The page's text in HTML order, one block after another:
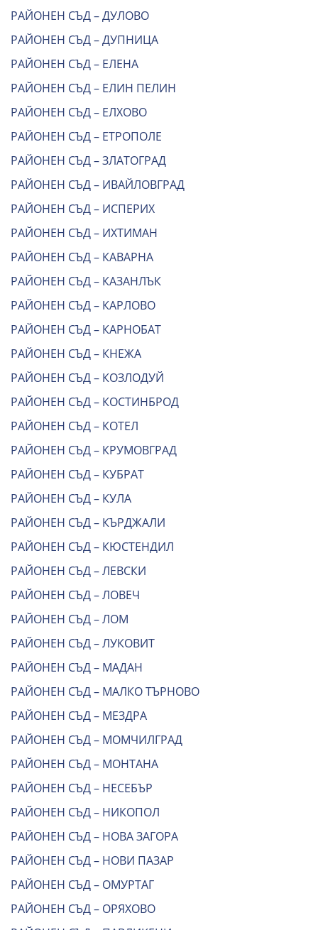
РАЙОНЕН СЪД – ДУЛОВО
РАЙОНЕН СЪД – ДУПНИЦА
РАЙОНЕН СЪД – ЕЛЕНА
РАЙОНЕН СЪД – ЕЛИН ПЕЛИН
РАЙОНЕН СЪД – ЕЛХОВО
РАЙОНЕН СЪД – ЕТРОПОЛЕ
РАЙОНЕН СЪД – ЗЛАТОГРАД
РАЙОНЕН СЪД – ИВАЙЛОВГРАД
РАЙОНЕН СЪД – ИСПЕРИХ
РАЙОНЕН СЪД – ИХТИМАН
РАЙОНЕН СЪД – КАВАРНА
РАЙОНЕН СЪД – КАЗАНЛЪК
РАЙОНЕН СЪД – КАРЛОВО
РАЙОНЕН СЪД – КАРНОБАТ
РАЙОНЕН СЪД – КНЕЖА
РАЙОНЕН СЪД – КОЗЛОДУЙ
РАЙОНЕН СЪД – КОСТИНБРОД
РАЙОНЕН СЪД – КОТЕЛ
РАЙОНЕН СЪД – КРУМОВГРАД
РАЙОНЕН СЪД – КУБРАТ
РАЙОНЕН СЪД – КУЛА
РАЙОНЕН СЪД – КЪРДЖАЛИ
РАЙОНЕН СЪД – КЮСТЕНДИЛ
РАЙОНЕН СЪД – ЛЕВСКИ
РАЙОНЕН СЪД – ЛОВЕЧ
РАЙОНЕН СЪД – ЛОМ
РАЙОНЕН СЪД – ЛУКОВИТ
РАЙОНЕН СЪД – МАДАН
РАЙОНЕН СЪД – МАЛКО ТЪРНОВО
РАЙОНЕН СЪД – МЕЗДРА
РАЙОНЕН СЪД – МОМЧИЛГРАД
РАЙОНЕН СЪД – МОНТАНА
РАЙОНЕН СЪД – НЕСЕБЪР
РАЙОНЕН СЪД – НИКОПОЛ
РАЙОНЕН СЪД – НОВА ЗАГОРА
РАЙОНЕН СЪД – НОВИ ПАЗАР
РАЙОНЕН СЪД – ОМУРТАГ
РАЙОНЕН СЪД – ОРЯХОВО